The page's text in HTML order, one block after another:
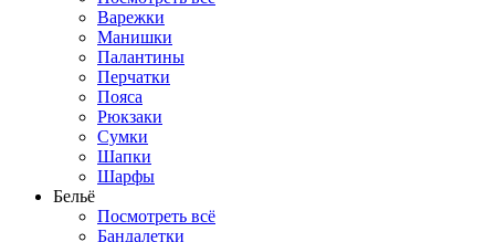
Варежки
Манишки
Палантины
Перчатки
Пояса
Рюкзаки
Сумки
Шапки
Шарфы
Бельё
Посмотреть всё
Бандалетки